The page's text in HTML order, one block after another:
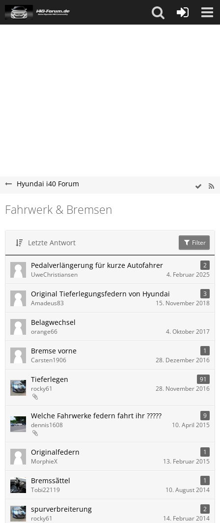
Hyundai i40 Forum
Fahrwerk & Bremsen
Letzte Antwort Filter
Pedalverlängerung für kurze Autofahrer
2
UweChristiansen
4. Februar 2025
Original Tieferlegungsfedern von Hyundai
3
Amadeus83
15. November 2018
Belagwechsel
orange66 4. Oktober 2017
Bremse vorne
1
Carsten1906
28. Dezember 2016
Tieferlegen
91
rocky61
28. November 2016
Welche Fahrwerke federn fahrt ihr ?????
9
dennis1608
10. April 2015
Originalfedern
1
MorphieX
13. Februar 2015
Bremssãttel
1
Tobi22119
10. August 2014
spurverbreiterung
2
rocky61
14. Februar 2014